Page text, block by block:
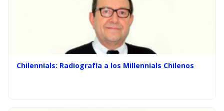
Chilennials: Radiografía a los Millennials Chilenos